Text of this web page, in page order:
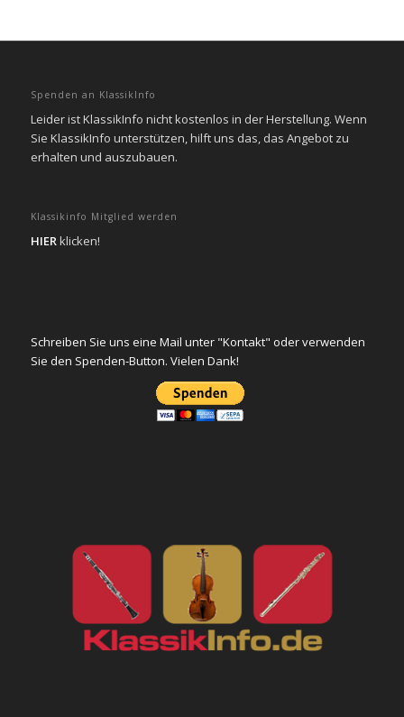
Spenden an KlassikInfo
Leider ist KlassikInfo nicht kostenlos in der Herstellung. Wenn
Sie KlassikInfo unterstützen, hilft uns das, das Angebot zu
erhalten und auszubauen.
Klassikinfo Mitglied werden
HIERklicken!
Schreiben Sie uns eine Mail unter "Kontakt" oder verwenden
Sie den Spenden-Button. Vielen Dank!